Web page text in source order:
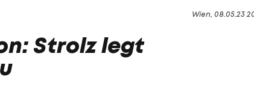
Wien, 08.05.23
Strolz legt